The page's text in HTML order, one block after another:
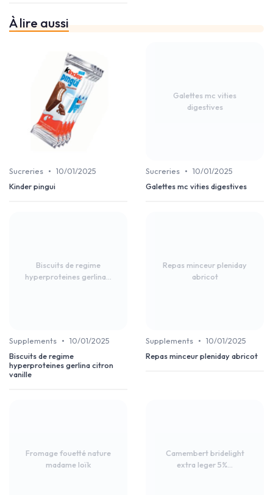
À lire aussi
Sucreries • 10/01/2025
Kinder pingui
Galettes mc vities
digestives
Sucreries • 10/01/2025
Galettes mc vities digestives
Biscuits de regime
hyperproteines gerlina...
Supplements • 10/01/2025
Biscuits de regime
hyperproteines gerlina citron
vanille
Repas minceur pleniday
abricot
Supplements • 10/01/2025
Repas minceur pleniday abricot
Fromage fouetté nature
madame loïk
Camembert bridelight
extra leger 5%...